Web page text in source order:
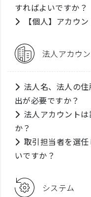
すればよいですか？
【個人】アカウ
法人アカウ
法人名、法人の
出が必要ですか？
法人アカウント
か？
取引担当者を選
いですか？
システム